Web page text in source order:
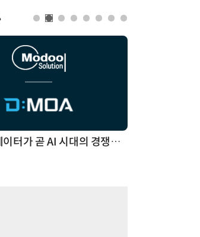
체계화 된 데이터가 곧 AI 시대의 경쟁력이다